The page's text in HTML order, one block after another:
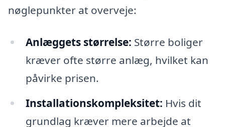
nøglepunkter at overveje:
Anlæggets størrelse: Større boliger
kræver ofte større anlæg, hvilket kan
påvirke prisen.
Installationskompleksitet: Hvis dit
grundlag kræver mere arbejde at